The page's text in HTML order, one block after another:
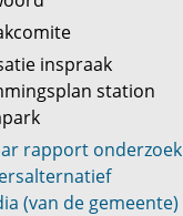
inspraak
station
rapport onderzoek
(van de gemeente)